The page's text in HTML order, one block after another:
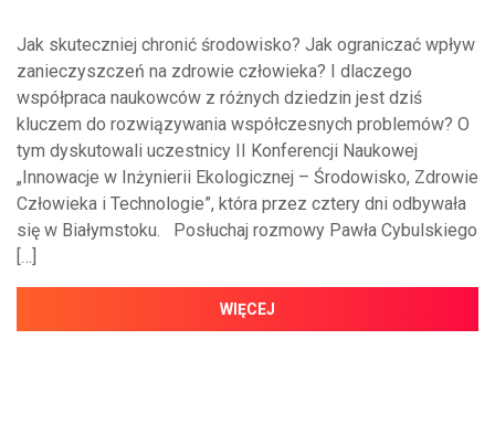
Jak skuteczniej chronić środowisko? Jak ograniczać wpływ
zanieczyszczeń na zdrowie człowieka? I dlaczego
współpraca naukowców z różnych dziedzin jest dziś
kluczem do rozwiązywania współczesnych problemów? O
tym dyskutowali uczestnicy II Konferencji Naukowej
„Innowacje w Inżynierii Ekologicznej – Środowisko, Zdrowie
Człowieka i Technologie”, która przez cztery dni odbywała
się w Białymstoku. Posłuchaj rozmowy Pawła Cybulskiego
[…]
WIĘCEJ